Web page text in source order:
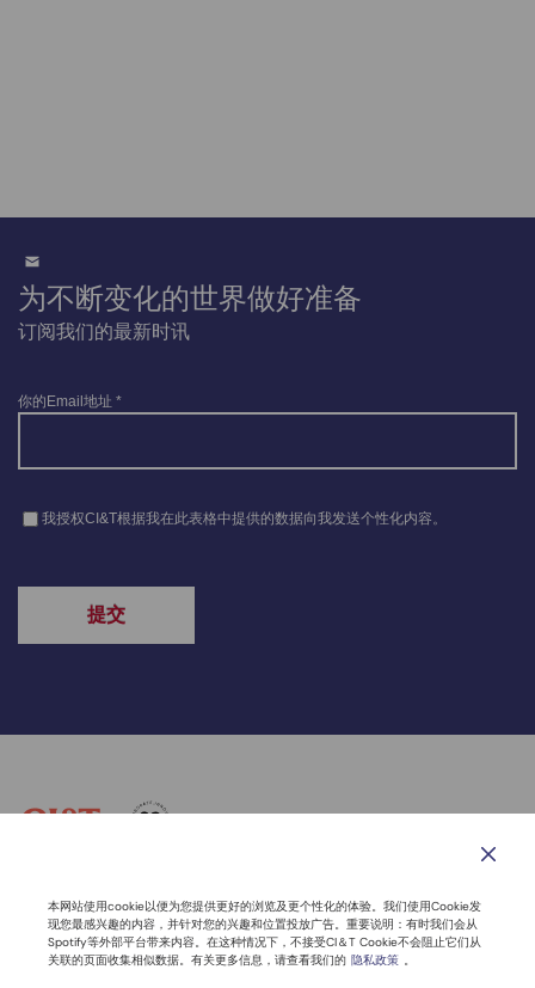
为不断变化的世界做好准备
订阅我们的最新时讯
联系我们 道德与行为准则 隐私声明 网站导航
联系电话：400-100-6061
本网站使用cookie以便为您提供更好的浏览及更个性化的体验。我们使用Cookie发
现您最感兴趣的内容，并针对您的兴趣和位置投放广告。重要说明：有时我们会从
Spotify等外部平台带来内容。在这种情况下，不接受CI＆T Cookie不会阻止它们从
关联的页面收集相似数据。有关更多信息，请查看我们的 隐私政策 。